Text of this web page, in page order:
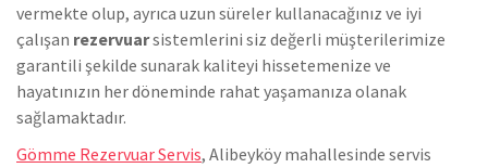
vermekte olup, ayrıca uzun süreler kullanacağınız ve iyi
çalışan rezervuarsistemlerini siz değerli müşterilerimize
garantili şekilde sunarak kaliteyi hissetemenize ve
hayatınızın her döneminde rahat yaşamanıza olanak
sağlamaktadır.
Gömme Rezervuar Servis, Alibeyköy mahallesinde servis